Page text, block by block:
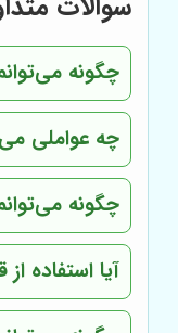
چگونه
چه عواملی
چگونه
آیا استفاده